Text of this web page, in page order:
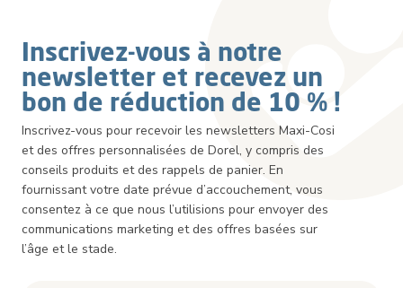
Inscrivez-vous à notre
newsletter et recevez un
bon de réduction de 10 % !
Inscrivez-vous pour recevoir les newsletters Maxi-Cosi
et des offres personnalisées de Dorel, y compris des
conseils produits et des rappels de panier. En
fournissant votre date prévue d’accouchement, vous
consentez à ce que nous l’utilisions pour envoyer des
communications marketing et des offres basées sur
l’âge et le stade.